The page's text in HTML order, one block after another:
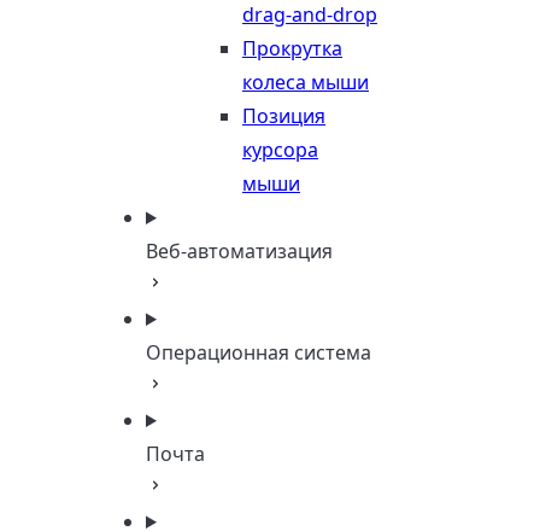
drag-and-drop
Прокрутка
колеса мыши
Позиция
курсора
мыши
Веб-автоматизация
Операционная система
Почта